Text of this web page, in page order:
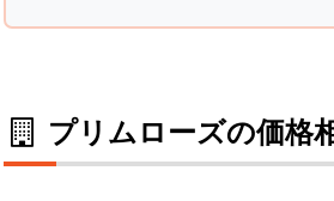
プリムローズの価格